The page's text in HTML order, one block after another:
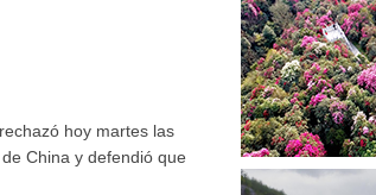
hoy martes las
China y defendió que